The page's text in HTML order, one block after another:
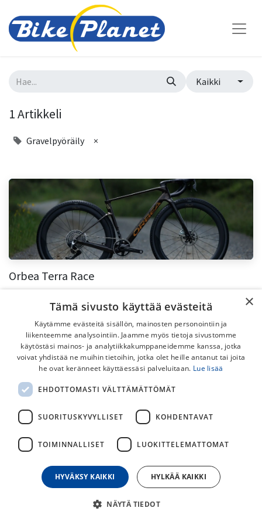
Kaikki
1 Artikkeli
Gravelpyöräily ×
Orbea Terra Race
Orbea Terra Race – uuden sukupolven kisagravel tarjoaa tehoa ja
suorituskykyä! Orbean täysin uusi Terra Race -malli edustaa gravelpyörien
sporttisinta ja kilpailuhenkisintä laitaa. Malli on suunnitelt...
Gravelpyörä Gravelpyöräily Orbea Terra Race
10.12.2025 Pyörämallit
Valikoimamme
Pyörät
Lisävarusteet
Tarvikkeet
×
Tämä sivusto käyttää evästeitä
Käytämme evästeitä sisällön, mainosten personointiin ja
liikenteemme analysointiin. Jaamme myös tietoja sivustomme
käytöstäsi mainos- ja analytiikkakumppaneidemme kanssa, jotka
voivat yhdistää ne muihin tietoihin, jotka olet heille antanut tai joita
he ovat keränneet käyttäessäsi palveluitaan. Lue lisää
EHDOTTOMASTI VÄLTTÄMÄTTÖMÄT
SUORITUSKYVYLLISET KOHDENTAVAT
TOIMINNALLISET LUOKITTELEMATTOMAT
HYVÄKSY KAIKKI HYLKÄÄ KAIKKI
NÄYTÄ TIEDOT